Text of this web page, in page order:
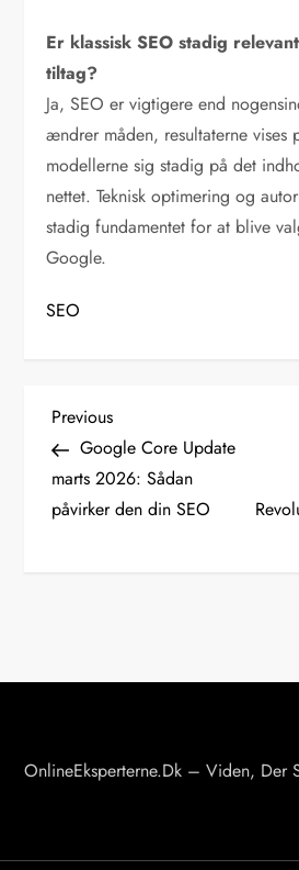
Er klassisk SEO stadig
tiltag?
Ja, SEO er vigtigere end
ændrer måden, resultaterne vises
modellerne sig stadig på det
nettet. Teknisk optimering og
stadig fundamentet for at blive
Google.
SEO
I
n
d
n
v
Previous
Post
Previous
Google Core Update
marts 2026: Sådan
påvirker den din SEO
OnlineEksperterne.dk – Viden, Der